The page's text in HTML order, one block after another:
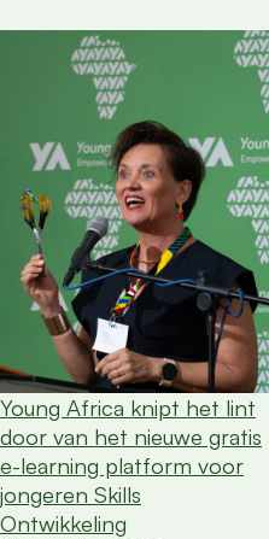
Young Africa knipt het lint
door van het nieuwe gratis
e-learning platform voor
jongeren Skills
Ontwikkeling